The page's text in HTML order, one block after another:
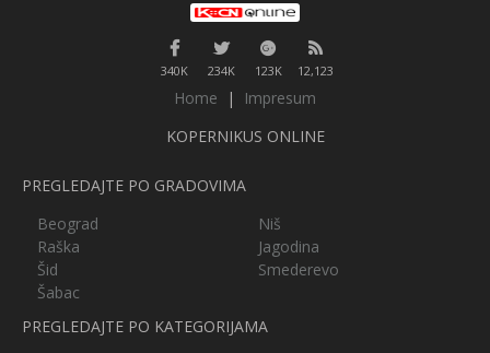
340K 234K 123K 12,123
Home |
Impresum
KOPERNIKUS ONLINE
PREGLEDAJTE PO GRADOVIMA
Beograd
Niš
Raška
Jagodina
Šid
Smederevo
Šabac
PREGLEDAJTE PO KATEGORIJAMA